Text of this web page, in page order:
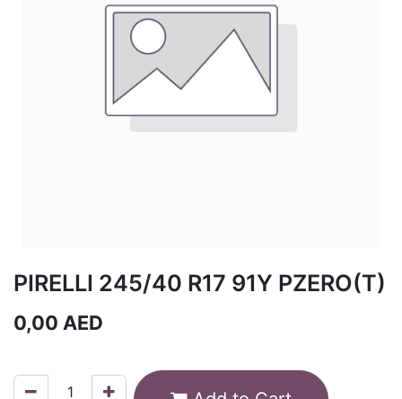
PIRELLI 245/40 R17 91Y PZERO(T)
0,00 AED